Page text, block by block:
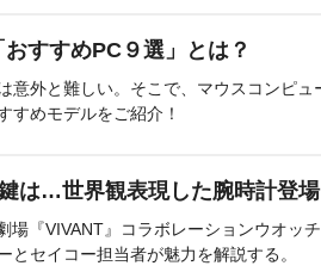
すすめPC９選」とは？
意外と難しい。そこで、マウスコンピュ
すめモデルをご紹介！
鍵は…世界観表現した腕時計登場
場『VIVANT』コラボレーションウオッ
とセイコー担当者が魅力を解説する。